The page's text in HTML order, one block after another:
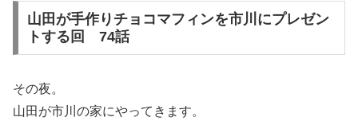
山田が手作りチョコマフィンを市川にプレゼン
トする回 74話
その夜。
山田が市川の家にやってきます。